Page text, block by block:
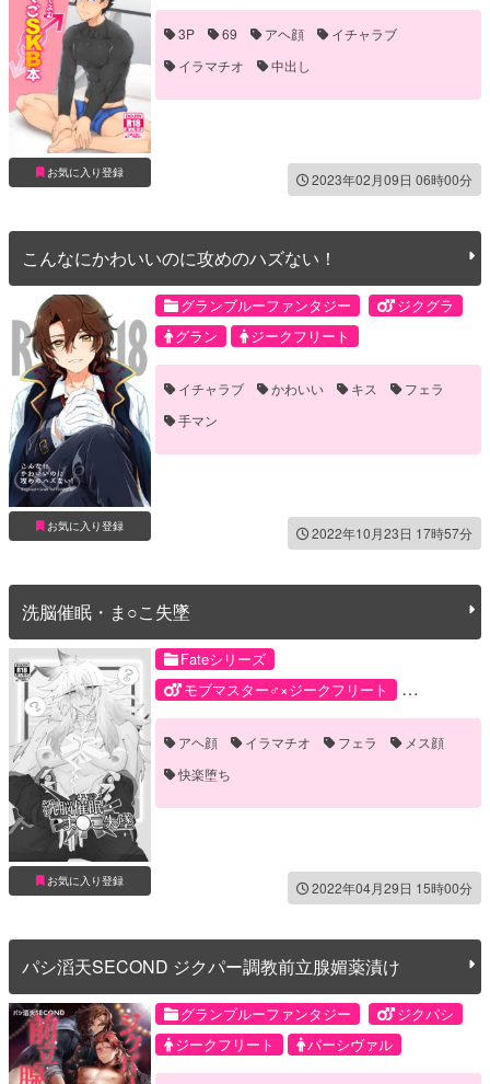
お気に入り登録
カリぐだ
ジークぐだ
ランギャラ
ランぐだ♂
土ぐだ
アキレウス
アンリマユ
ガウェイン
ギャラハッド
ジークフリート
3P 69 アヘ顔
イチャラブ
イラマチオ
中出し
2023年02月09日 06時00分
こんなにかわいいのに攻めのハズない！
お気に入り登録
グランブルーファンタジー
ジクグラ
グラン
ジークフリート
イチャラブ かわいい キス
フェラ
手マン
2022年10月23日 17時57分
洗脳催眠・ま○こ失墜
お気に入り登録
Fateシリーズ
モブマスター♂×ジークフリート
ジークフリート
モブマスター♂
アヘ顔 イラマチオ フェラ
メス顔
快楽堕ち
2022年04月29日 15時00分
パシ滔天SECOND ジクパー調教前立腺媚薬漬け
グランブルーファンタジー
ジクパシ
ジークフリート
パーシヴァル